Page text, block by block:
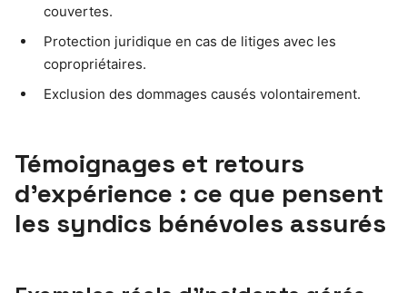
couvertes.
Protection juridique en cas de litiges avec les
copropriétaires.
Exclusion des dommages causés volontairement.
Témoignages et retours
d’expérience : ce que pensent
les syndics bénévoles assurés